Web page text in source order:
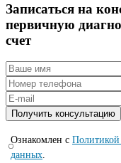
Записаться на
первичную
счет
Ознакомлен с
данных.